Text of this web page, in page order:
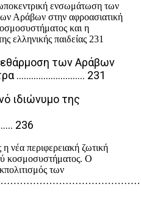
ενσωμάτωση των
Αράβων στην αφροασιατική
και η
ελληνικής παιδείας 231
των Αράβων
………………………. 231
ιδιώνυμο της
236
περιφερειακή ζωτική
κοσμοσυστήματος. Ο
των